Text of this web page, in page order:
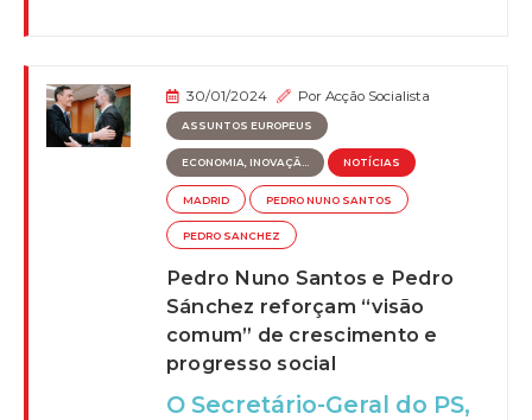
30/01/2024 PorAcção Socialista
ASSUNTOS EUROPEUS
ECONOMIA, INOVAÇÃ... NOTÍCIAS
MADRID PEDRO NUNO SANTOS
PEDRO SANCHEZ
Pedro Nuno Santos e Pedro
Sánchez reforçam “visão
comum” de crescimento e
progresso social
O Secretário-Geral do PS,